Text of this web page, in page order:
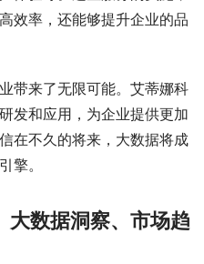
效率，还能够提升企业的品
带来了无限可能。艾蒂娜科
发和应用，为企业提供更加
在不久的将来，大数据将成
擎。
大数据洞察、市场趋